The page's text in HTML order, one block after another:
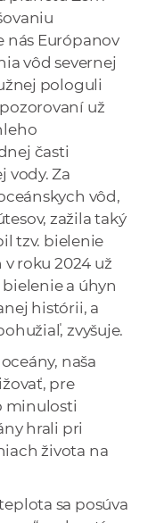
nás Európanov
vôd severnej
pologuli
už
časti
vody. Za
vôd,
zažila taký
tzv. bielenie
roku 2024 už
a úhyn
histórii, a
zvyšuje.
naša
pre
minulosti
hrali pri
života na
sa posúva